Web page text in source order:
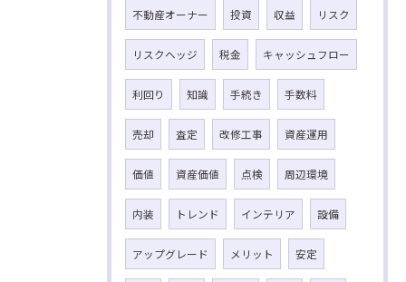
不動産オーナー 投資 収益 リスク
リスクヘッジ 税金 キャッシュフロー
利回り 知識 手続き 手数料
売却 査定 改修工事 資産運用
価値 資産価値 点検 周辺環境
内装 トレンド インテリア 設備
アップグレード メリット 安定